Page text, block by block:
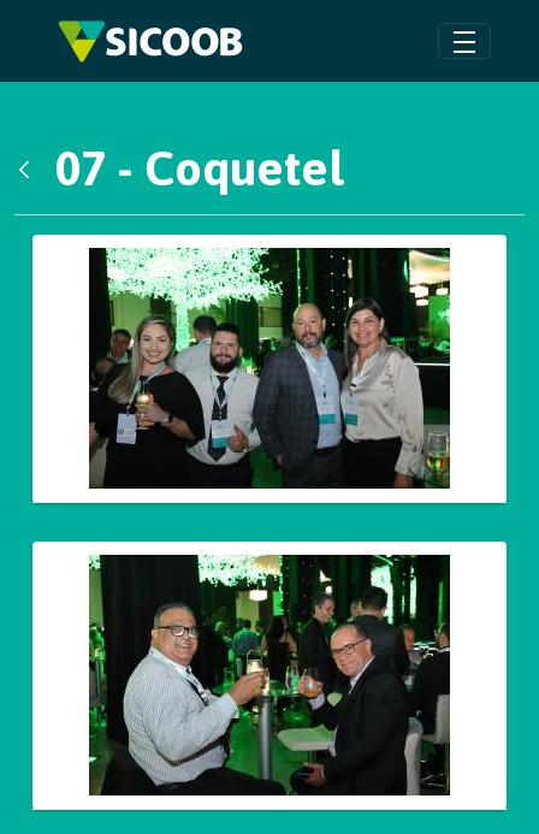
Pular para o Conteúdo principal
07 - Coquetel
Galeria de Mídias